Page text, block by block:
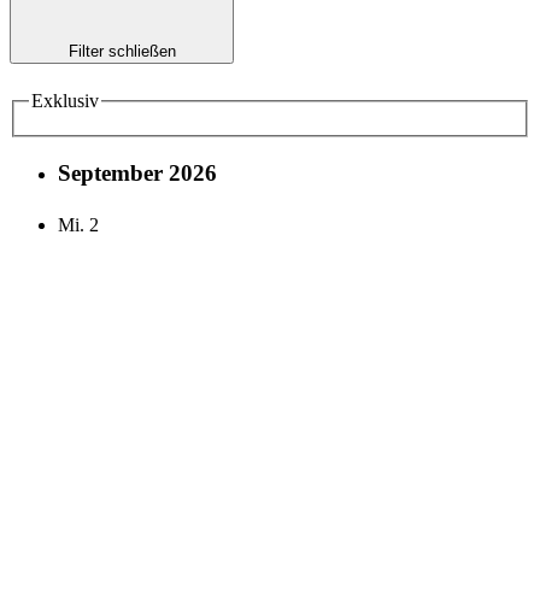
Filter schließen
Exklusiv
September 2026
Mi. 2